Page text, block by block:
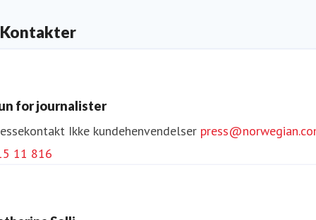
Kontakter
for journalister
Ikke kundehenvendelser
11 816